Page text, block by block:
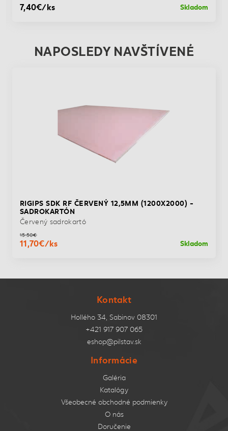
7,40€/ks Skladom
NAPOSLEDY NAVŠTÍVENÉ
RIGIPS SDK RF ČERVENÝ 12,5MM (1200X2000) -
SADROKARTÓN
Červený sadrokartó
15,50€
11,70€/ks Skladom
Kontakt
Hollého 34, Sabinov 08301
+421 917 907 065
eshop@pilstav.sk
Informácie
Galéria
Katalógy
Všeobecné obchodné podmienky
O nás
Doručenie